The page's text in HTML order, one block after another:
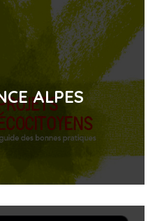
ALPES